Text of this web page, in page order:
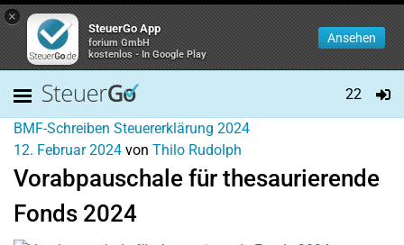
×
SteuerGo App
forium GmbH
kostenlos - In Google Play
Ansehen
22
BMF-Schreiben Steuererklärung 2024
12. Februar 2024 von Thilo Rudolph
Vorabpauschale für thesaurierende
Fonds 2024